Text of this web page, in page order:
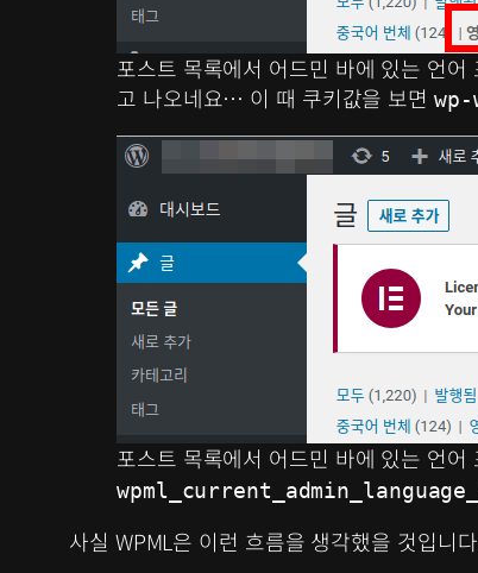
포스트 목록에서 어드민 바에 있는 언
고 나오네요… 이 때 쿠키값을 보면
포스트 목록에서 어드민 바에 있는 언
사실 WPML은 이런 흐름을 생각했을 것입니